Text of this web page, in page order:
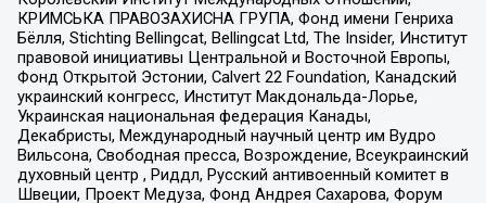
КРИМСЬКА ПРАВОЗАХИСНА ГРУПА, Фонд имени Генриха
Бёлля, Stichting Bellingcat, Bellingcat Ltd, The Insider, Институт
правовой инициативы Центральной и Восточной Европы,
Фонд Открытой Эстонии, Calvert 22 Foundation, Канадский
украинский конгресс, Институт Макдональда-Лорье,
Украинская национальная федерация Канады,
Декабристы, Международный научный центр им Вудро
Вильсона, Свободная пресса, Возрождение, Всеукраинский
духовный центр , Риддл, Русский антивоенный комитет в
Швеции, Проект Медуза, Фонд Андрея Сахарова, Форум